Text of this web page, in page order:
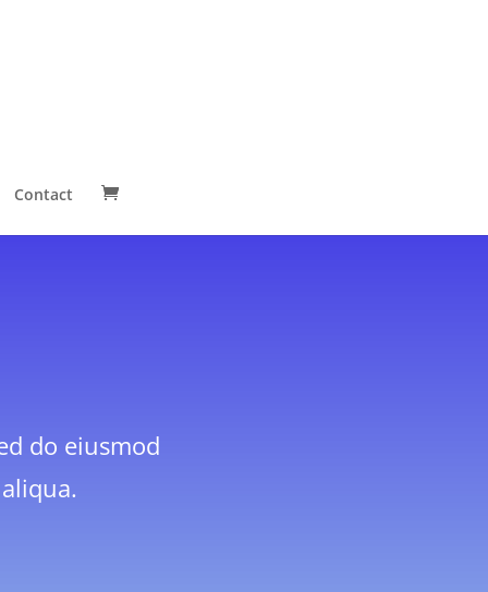
Contact
do eiusmod